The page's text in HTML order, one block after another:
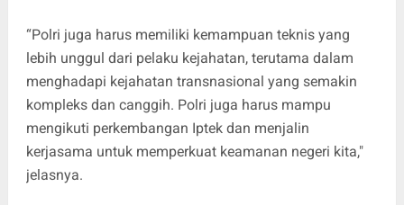
“Polri juga harus memiliki kemampuan teknis yang
lebih unggul dari pelaku kejahatan, terutama dalam
menghadapi kejahatan transnasional yang semakin
kompleks dan canggih. Polri juga harus mampu
mengikuti perkembangan Iptek dan menjalin
kerjasama untuk memperkuat keamanan negeri kita,"
jelasnya.